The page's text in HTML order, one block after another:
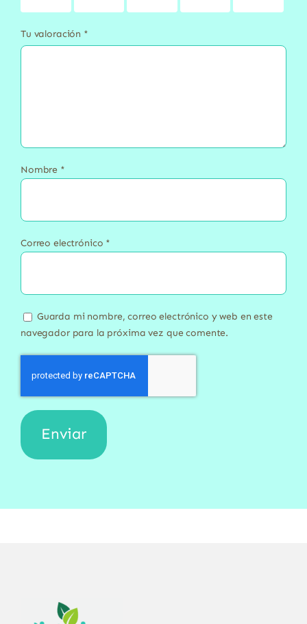
Tu valoración *
Nombre *
Correo electrónico *
Guarda mi nombre, correo electrónico y web en este
navegador para la próxima vez que comente.